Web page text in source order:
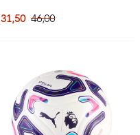
Lichtblauw Zwart
31,50 46,00